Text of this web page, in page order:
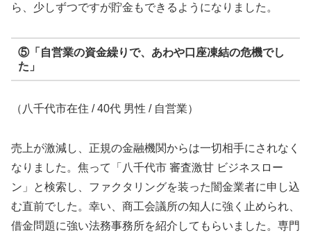
ら、少しずつですが貯金もできるようになりました。
⑤「自営業の資金繰りで、あわや口座凍結の危機でし
た」
（八千代市在住 / 40代 男性 / 自営業）
売上が激減し、正規の金融機関からは一切相手にされなく
なりました。焦って「八千代市 審査激甘 ビジネスロー
ン」と検索し、ファクタリングを装った闇金業者に申し込
む直前でした。幸い、商工会議所の知人に強く止められ、
借金問題に強い法務事務所を紹介してもらいました。専門